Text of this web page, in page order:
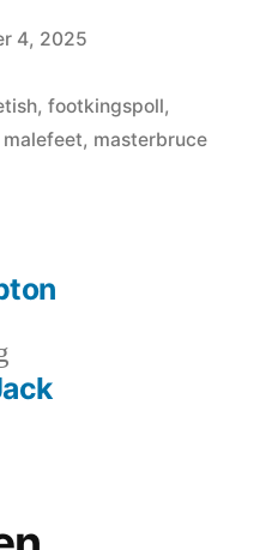
4, 2025
, footkingspoll,
malefeet, masterbruce
Beitrag: